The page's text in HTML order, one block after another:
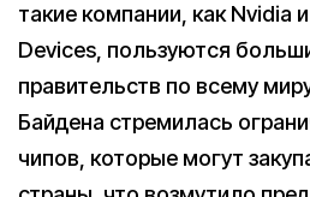
такие компании, как Nvidia
Devices, пользуются
правительств по всему
Байдена стремилась
чипов, которые могут